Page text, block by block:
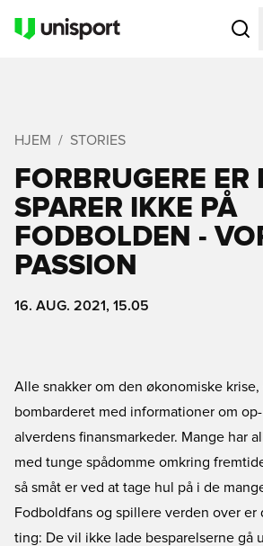
HJEM STORIES
FORBRUGERE ER
SPARER IKKE PÅ
FODBOLDEN -
PASSION
16. AUG. 2021, 15.05
Alle snakker om den økonomiske
bombarderet med informationer om
alverdens finansmarkeder. Mange har
med tunge spådomme omkring
så småt er ved at tage hul på i de
Fodboldfans og spillere verden over er
ting: De vil ikke lade besparelserne gå